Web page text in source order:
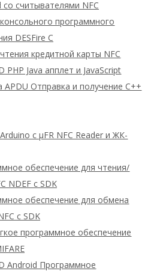
со считывателями NFC
программного
DESFire C
кредитной карты NFC
PHP Java апплет и JavaScript
APDU Отправка и получение C++
с μFR NFC Reader и ЖК-
обеспечение для чтения/
NDEF с SDK
обеспечение для обмена
с SDK
программное обеспечение
Android Программное